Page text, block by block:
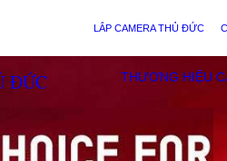
LẮP CAMERA THỦ ĐỨC
ĐỨC THƯƠNG HIỆU